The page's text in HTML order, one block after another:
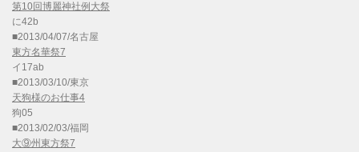
第10回博麗神社例大祭
に42b
■2013/04/07/名古屋
東方名華祭7
イ17ab
■2013/03/10/東京
天狗様のお仕事4
狗05
■2013/02/03/福岡
大⑨州東方祭7